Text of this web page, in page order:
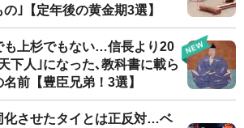
｣【定年後の黄金期3選】
も上杉でもない…信長より20
下人｣になった､教科書に載ら
前【豊臣兄弟！3選】
化させたタイとは正反対…ベ